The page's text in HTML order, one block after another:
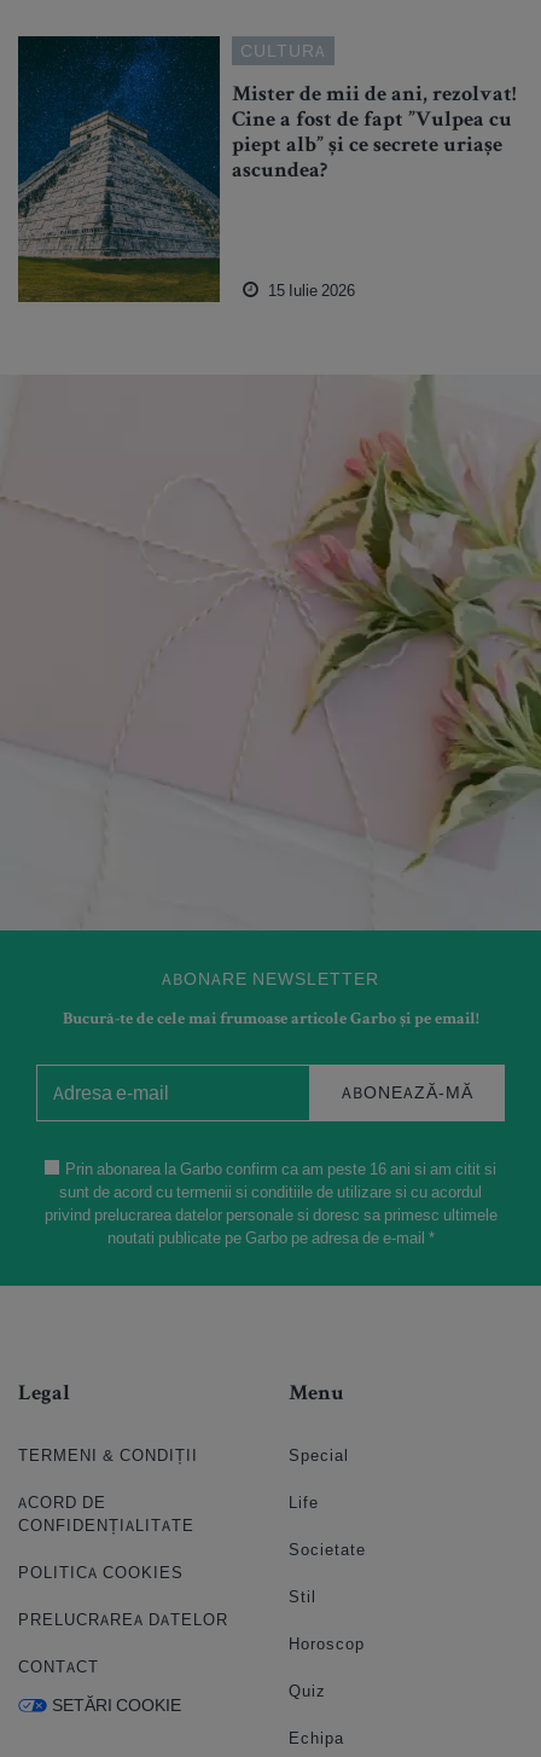
CULTURA
Mister de mii de ani, rezolvat!
Cine a fost de fapt ”Vulpea cu
piept alb” și ce secrete uriașe
ascundea?
15 Iulie 2026
ABONARE NEWSLETTER
Bucură-te de cele mai frumoase articole Garbo și pe email!
ABONEAZĂ-MĂ
Prin abonarea la Garbo confirm ca am peste 16 ani si am citit si
sunt de acord cu termenii si conditiile de utilizare si cu acordul
privind prelucrarea datelor personale si doresc sa primesc ultimele
noutati publicate pe Garbo pe adresa de e-mail *
Legal
TERMENI & CONDIȚII
ACORD DE
CONFIDENȚIALITATE
POLITICA COOKIES
PRELUCRAREA DATELOR
CONTACT
SETĂRI COOKIE
Menu
Special
Life
Societate
Stil
Horoscop
Quiz
Echipa